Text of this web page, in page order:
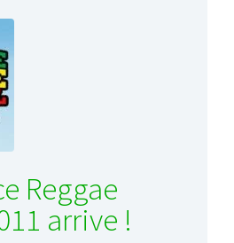
Reggae
arrive !